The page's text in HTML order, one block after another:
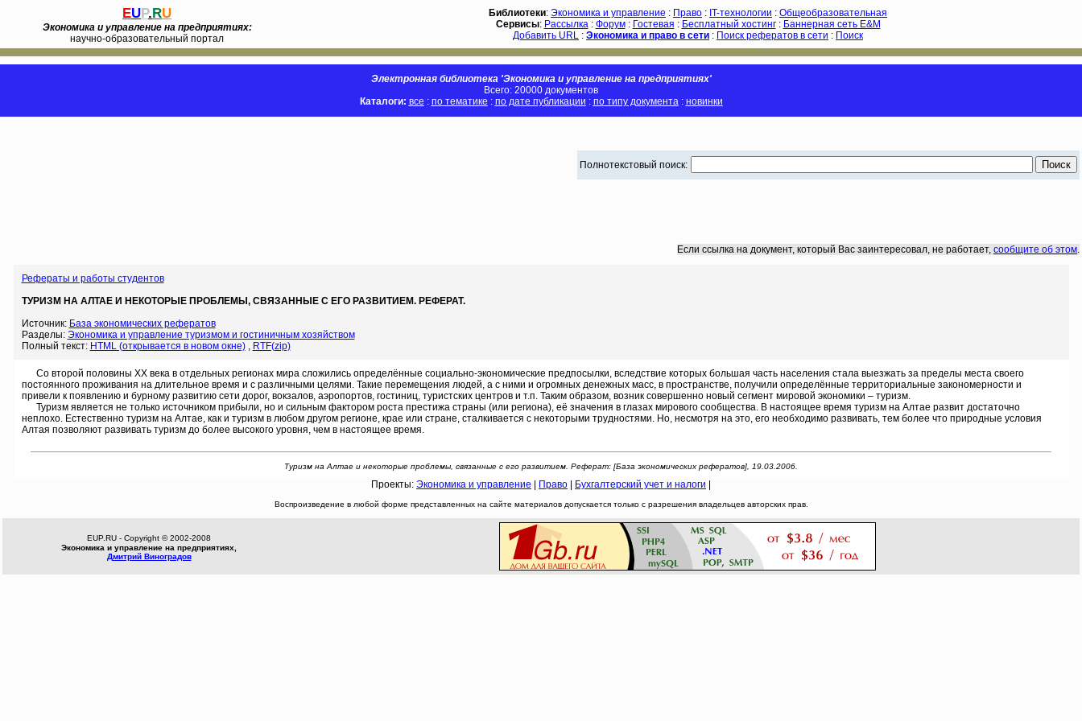
EUP.RU
Экономика и управление на предприятиях:
научно-образовательный портал
Библиотеки: Экономика и управление : Право : IT-технологии : Общеобразовательная
Сервисы: Рассылка: Форум: Гостевая : Бесплатный хостинг: Баннерная сеть E&M
Добавить URL : Экономика и право в сети : Поиск рефератов в сети : Поиск
Электронная библиотека 'Экономика и управление на предприятиях'
Всего: 20000 документов
Каталоги: все : по тематике : по дате публикации : по типу документа: новинки
Полнотекстовый поиск:
Если ссылка на документ, который Вас заинтересовал, не работает, сообщите об этом.
Рефераты и работы студентов
ТУРИЗМ НА АЛТАЕ И НЕКОТОРЫЕ ПРОБЛЕМЫ, СВЯЗАННЫЕ С ЕГО РАЗВИТИЕМ. РЕФЕРАТ.
Источник: База экономических рефератов
Разделы: Экономика и управление туризмом и гостиничным хозяйством
Полный текст: HTML (открывается в новом окне), RTF(zip)
Со второй половины ХХ века в отдельных регионах мира сложились определённые социально-экономические предпосылки, вследствие которых большая часть населения стала выезжать за пределы места своего
постоянного проживания на длительное время и с различными целями. Такие перемещения людей, а с ними и огромных денежных масс, в пространстве, получили определённые территориальные закономерности и
привели к появлению и бурному развитию сети дорог, вокзалов, аэропортов, гостиниц, туристских центров и т.п. Таким образом, возник совершенно новый сегмент мировой экономики – туризм.
Туризм является не только источником прибыли, но и сильным фактором роста престижа страны (или региона), её значения в глазах мирового сообщества. В настоящее время туризм на Алтае развит достаточно
неплохо. Естественно туризм на Алтае, как и туризм в любом другом регионе, крае или стране, сталкивается с некоторыми трудностями. Но, несмотря на это, его необходимо развивать, тем более что природные условия
Алтая позволяют развивать туризм до более высокого уровня, чем в настоящее время.
Туризм на Алтае и некоторые проблемы, связанные с его развитием. Реферат: [База экономических рефератов], 19.03.2006.
Проекты: Экономика и управление Право Бухгалтерский учет и налоги
Воспроизведение в любой форме представленных на сайте материалов допускается только с разрешения владельцев авторских прав.
EUP.RU - Copyright © 2002-2008
Экономика и управление на предприятиях,
Дмитрий Виноградов